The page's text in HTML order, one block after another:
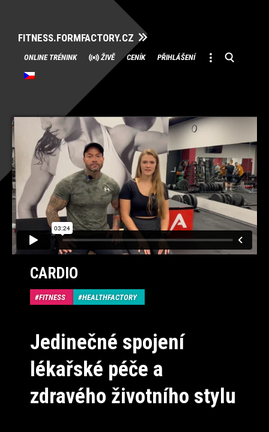
FITNESS.FORMFACTORY.CZ
Přeskočit
na
obsah
ONLINE TRÉNINK ŽIVĚ CENÍK PŘIHLÁŠENÍ
CARDIO
FITNESS HEALTHFACTORY
Jedinečné spojení
lékařské péče a
zdravého životního stylu